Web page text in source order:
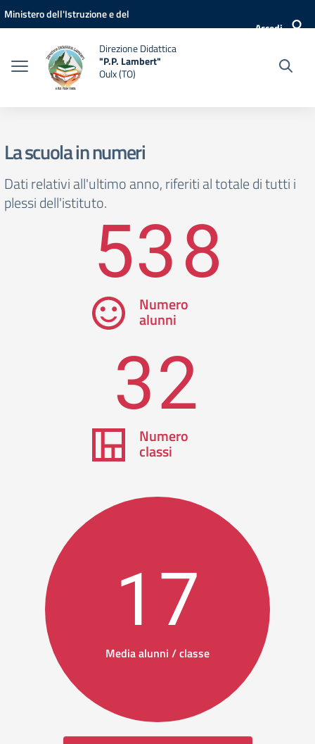
Vai ai contenuti
Vai al menu di navigazione
Vai al footer
Ministero dell'Istruzione e del
Accedi
Direzione Didattica
"P.P. Lambert"
Oulx (TO)
La scuola in numeri
Dati relativi all'ultimo anno, riferiti al totale di tutti i
plessi dell'istituto.538
Numero
alunni
32
Numero
classi
17
Media alunni / classe